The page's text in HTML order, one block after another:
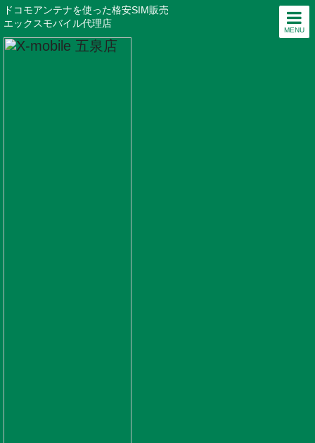
MENU
ドコモアンテナを使った格安SIM販売
エックスモバイル代理店